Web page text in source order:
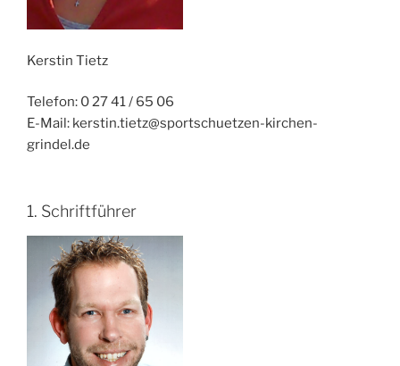
Kerstin Tietz
Telefon: 0 27 41 / 65 06
E-Mail: kerstin.tietz@sportschuetzen-kirchen-
grindel.de
1. Schriftführer